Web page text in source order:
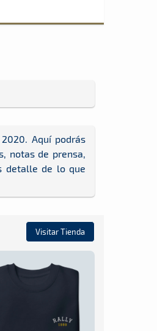
Aquí podrás
notas de prensa,
detalle de lo que
Visitar Tienda